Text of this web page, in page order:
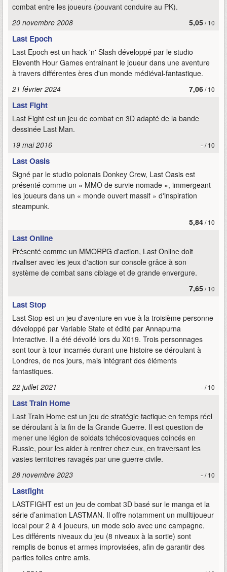
combat entre les joueurs (pouvant conduire au PK).
20 novembre 2008
5,05/ 10
Last Epoch
Last Epoch est un hack 'n' Slash développé par le studio
Eleventh Hour Games entrainant le joueur dans une aventure
à travers différentes ères d'un monde médiéval-fantastique.
21 février 2024
7,06/ 10
Last Fight
Last Fight est un jeu de combat en 3D adapté de la bande
dessinée Last Man.
19 mai 2016
- / 10
Last Oasis
Signé par le studio polonais Donkey Crew, Last Oasis est
présenté comme un « MMO de survie nomade », immergeant
les joueurs dans un « monde ouvert massif » d'inspiration
steampunk.
5,84/ 10
Last Online
Présenté comme un MMORPG d'action, Last Online doit
rivaliser avec les jeux d'action sur console grâce à son
système de combat sans ciblage et de grande envergure.
7,65/ 10
Last Stop
Last Stop est un jeu d'aventure en vue à la troisième personne
développé par Variable State et édité par Annapurna
Interactive. Il a été dévoilé lors du X019. Trois personnages
sont tour à tour incarnés durant une histoire se déroulant à
Londres, de nos jours, mais intégrant des éléments
fantastiques.
22 juillet 2021
- / 10
Last Train Home
Last Train Home est un jeu de stratégie tactique en temps réel
se déroulant à la fin de la Grande Guerre. Il est question de
mener une légion de soldats tchécoslovaques coincés en
Russie, pour les aider à rentrer chez eux, en traversant les
vastes territoires ravagés par une guerre civile.
28 novembre 2023
- / 10
Lastfight
LASTFIGHT est un jeu de combat 3D basé sur le manga et la
série d’animation LASTMAN. Il offre notamment un mulltijoueur
local pour 2 à 4 joueurs, un mode solo avec une campagne.
Les différents niveaux du jeu (8 niveaux à la sortie) sont
remplis de bonus et armes improvisées, afin de garantir des
parties folles entre amis.